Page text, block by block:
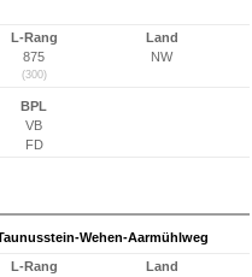
L-Rang
875
(300)
Land
NW
BPL
VB
FD
Wehen-Aarmühlweg
L-Rang
Land